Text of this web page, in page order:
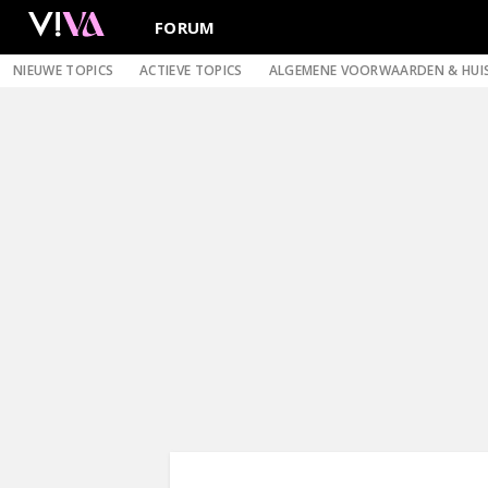
FORUM
NIEUWE TOPICS ACTIEVE TOPICS ALGEMENE VOORWAARDEN &